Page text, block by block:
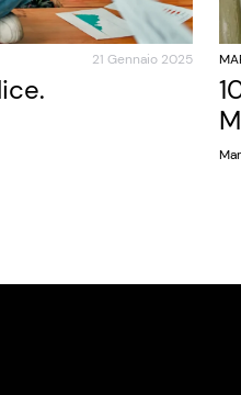
21 Gennaio 2025